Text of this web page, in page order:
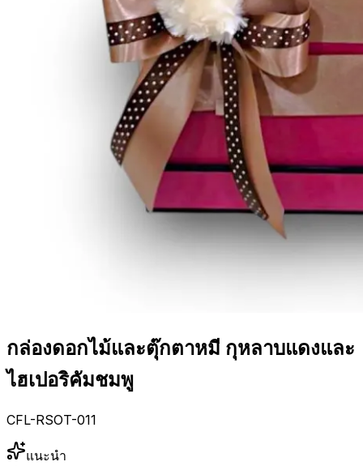
กล่องดอกไม้และตุ๊กตาหมี กุหลาบแดงและ
ไฮเปอริคัมชมพู
CFL-RSOT-011
แนะนำ